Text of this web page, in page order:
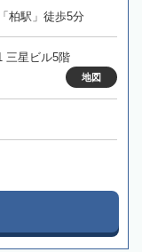
柏駅」徒歩5分
三星ビル5階
地図